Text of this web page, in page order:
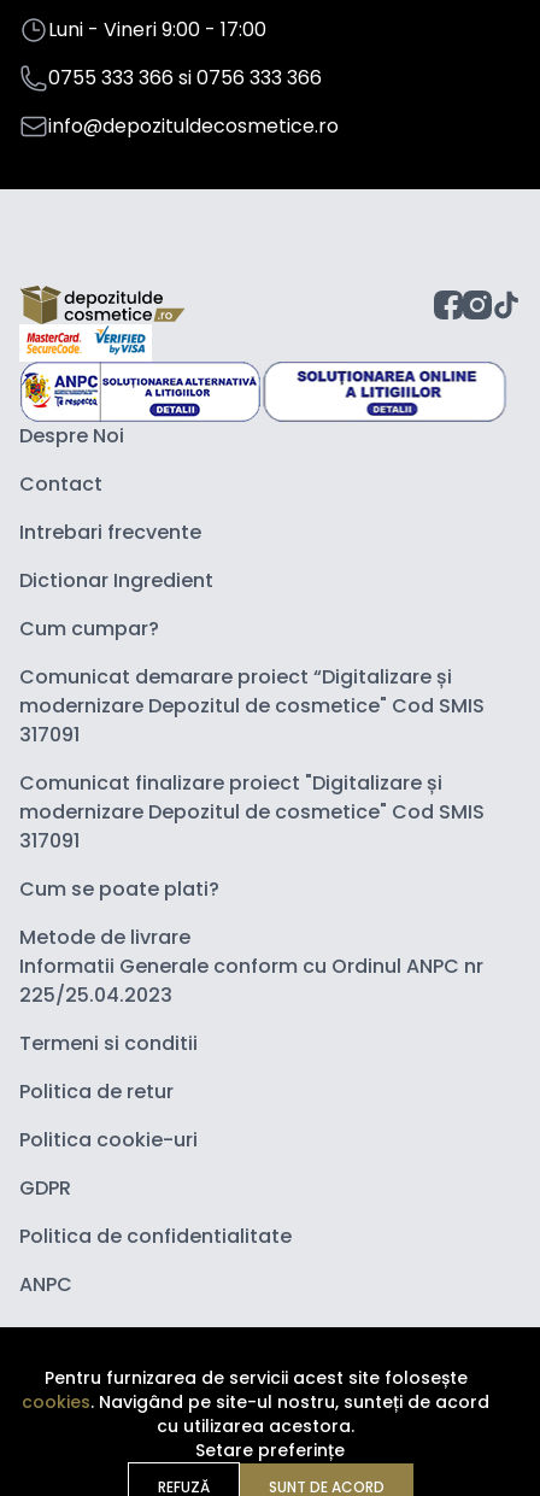
Luni - Vineri 9:00 - 17:00
0755 333 366si0756 333 366
info@depozituldecosmetice.ro
Despre Noi
Contact
Intrebari frecvente
Dictionar Ingredient
Cum cumpar?
Comunicat demarare proiect “Digitalizare și
modernizare Depozitul de cosmetice" Cod SMIS
317091
Comunicat finalizare proiect "Digitalizare și
modernizare Depozitul de cosmetice" Cod SMIS
317091
Cum se poate plati?
Metode de livrare
Informatii Generale conform cu Ordinul ANPC nr
225/25.04.2023
Termeni si conditii
Politica de retur
Politica cookie-uri
GDPR
Politica de confidentialitate
ANPC
Copyright ©2026Depozituldecosmetice.ro. Toate
drepturile sunt rezervate.
Pentru furnizarea de servicii acest site folosește
cookies. Navigând pe site-ul nostru, sunteți de acord
cu utilizarea acestora.
Setare preferințe
REFUZĂ SUNT DE ACORD